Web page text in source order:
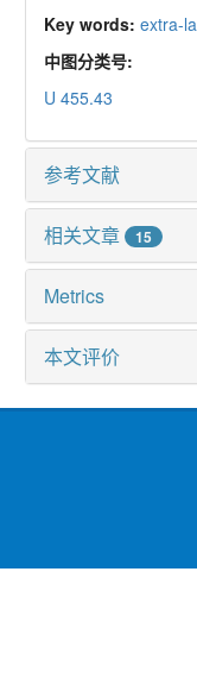
Key words: extra-
中图分类号:
U 455.43
参考文献
相关文章 15
Metrics
本文评价